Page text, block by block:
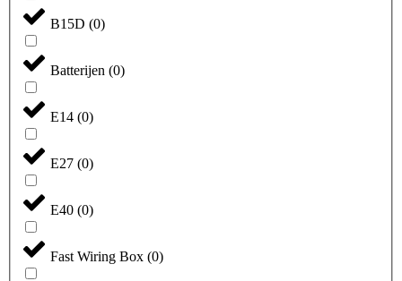
B15D (0)
Batterijen (0)
E14 (0)
E27 (0)
E40 (0)
Fast Wiring Box (0)